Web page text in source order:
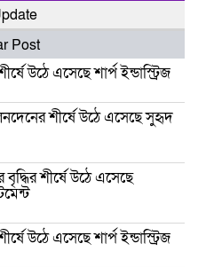
Post
উঠে এসেছে শার্প ইন্ডাস্ট্রিজ
শীর্ষে উঠে এসেছে সুহৃদ
বৃদ্ধির শীর্ষে উঠে এসেছে
উঠে এসেছে শার্প ইন্ডাস্ট্রিজ